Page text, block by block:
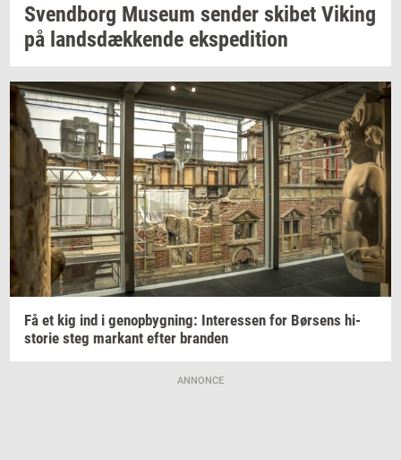
Svend­borg Mu­se­um sen­der ski­bet Viking
på lands­dæk­ken­de eks­pe­di­tion
Få et kig ind i genop­byg­ning: In­ter­es­sen for Bør­sens hi­
sto­rie steg mar­kant efter bran­den
ANNONCE